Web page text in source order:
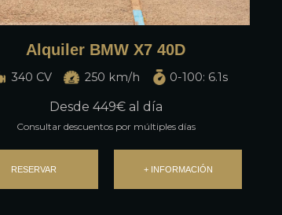
Alquiler BMW X7 40D
340 CV 250 km/h 0-100: 6.1s
Desde 449€ al día
Consultar descuentos por múltiples días
RESERVAR + INFORMACIÓN